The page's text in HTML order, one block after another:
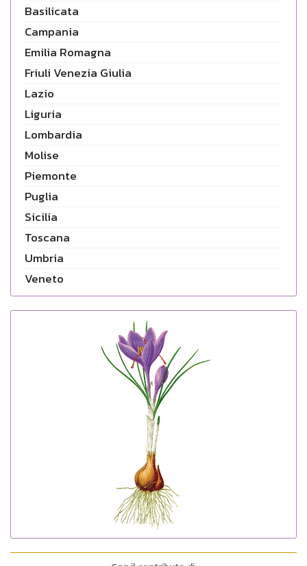
Basilicata
Campania
Emilia Romagna
Friuli Venezia Giulia
Lazio
Liguria
Lombardia
Molise
Piemonte
Puglia
Sicilia
Toscana
Umbria
Veneto